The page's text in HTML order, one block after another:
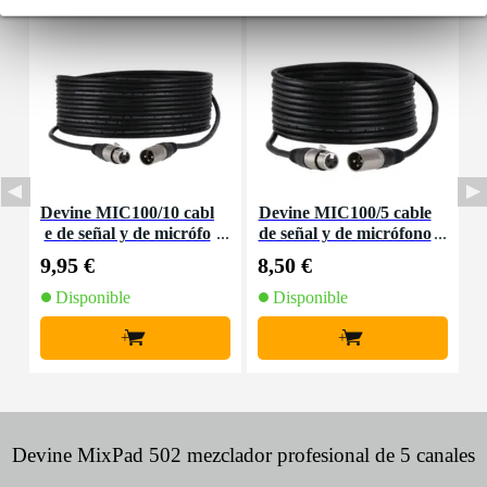
Devine MIC100/10 cabl
e de señal y de micrófo
9,95 €
Disponible
+
Devine MIC100/5 cable
de señal y de micrófono
8,50 €
Disponible
+
Devine MixPad 502 mezclador profesional de 5 canales